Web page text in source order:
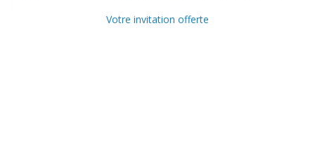
Votre invitation offerte